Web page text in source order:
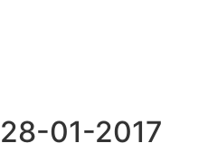
01-2017